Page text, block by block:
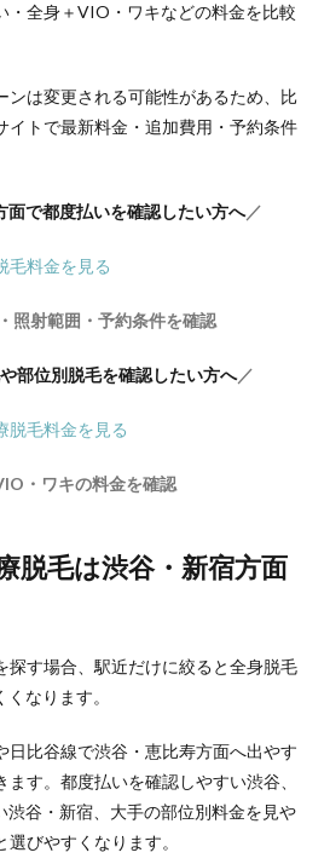
・全身＋VIO・ワキなどの料金を比較
ンは変更される可能性があるため、比
イトで最新料金・追加費用・予約条件
面で都度払いを確認したい方へ／
毛料金を見る
照射範囲・予約条件を確認
部位別脱毛を確認したい方へ／
脱毛料金を見る
・ワキの料金を確認
脱毛は渋谷・新宿方面
探す場合、駅近だけに絞ると全身脱毛
なります。
日比谷線で渋谷・恵比寿方面へ出やす
す。都度払いを確認しやすい渋谷、
谷・新宿、大手の部位別料金を見や
びやすくなります。